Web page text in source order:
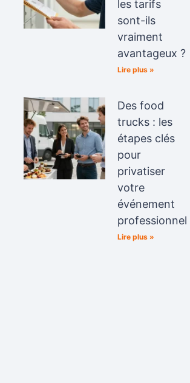
les tarifs
sont-ils
vraiment
avantageux ?
Lire plus »
Des food
trucks : les
étapes clés
pour
privatiser
votre
événement
professionnel
Lire plus »